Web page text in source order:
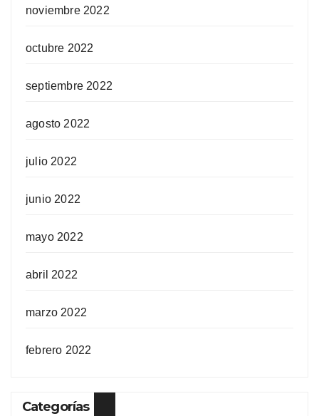
noviembre 2022
octubre 2022
septiembre 2022
agosto 2022
julio 2022
junio 2022
mayo 2022
abril 2022
marzo 2022
febrero 2022
Categorías